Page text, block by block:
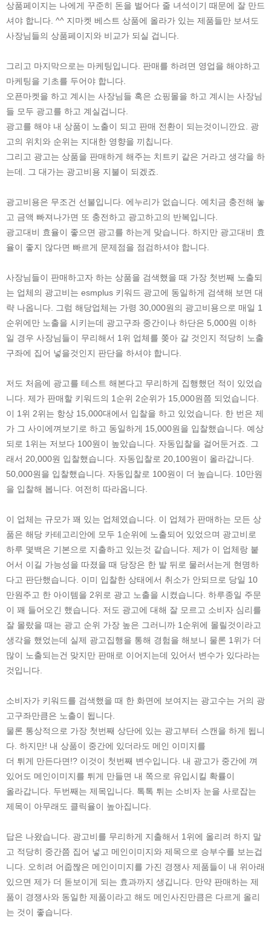
상품페이지는 나에게 꾸준히 돈을 벌어다 줄 녀석이기 때문에 잘 만드
셔야 합니다. ^^ 지마켓 베스트 상품에 올라가 있는 제품들만 보셔도
사장님들의 상품페이지와 비교가 되실 겁니다.
그리고 마지막으로는 마케팅입니다. 판매를 하려면 영업을 해야하고
마케팅을 기초를 두어야 합니다.
오픈마켓을 하고 계시는 사장님들 혹은 쇼핑몰을 하고 계시는 사장님
들 모두 광고를 하고 계실겁니다.
광고를 해야 내 상품이 노출이 되고 판매 전환이 되는것이니깐요. 광
고의 위치와 순위는 지대한 영향을 끼칩니다.
그리고 광고는 상품을 판매하게 해주는 치트키 같은 거라고 생각을 하
는데. 그 대가는 광고비용 지불이 되겠죠.
광고비용은 무조건 선불입니다. 에누리가 없습니다. 예치금 충전해 놓
고 금액 빠져나가면 또 충전하고 광고하고의 반복입니다.
광고대비 효율이 좋으면 광고를 하는게 맞습니다. 하지만 광고대비 효
율이 좋지 않다면 빠르게 문제점을 점검하셔야 합니다.
사장님들이 판매하고자 하는 상품을 검색했을 때 가장 첫번째 노출되
는 업체의 광고비는 esmplus 키워드 광고에 동일하게 검색해 보면 대
략 나옵니다. 그럼 해당업체는 가령 30,000원의 광고비용으로 매일 1
순위에만 노출을 시키는데 광고구좌 중간이나 하단은 5,000원 이하
일 경우 사장님들이 무리해서 1위 업체를 쫒아 갈 것인지 적당히 노출
구좌에 집어 넣을것인지 판단을 하셔야 합니다.
저도 처음에 광고를 테스트 해본다고 무리하게 집행했던 적이 있었습
니다. 제가 판매할 키워드의 1순위 2순위가 15,000원쯤 되었습니다.
이 1위 2위는 항상 15,000대에서 입찰을 하고 있었습니다. 한 번은 제
가 그 사이에껴보기로 하고 동일하게 15,000원을 입찰했습니다. 예상
되로 1위는 저보다 100원이 높았습니다. 자동입찰을 걸어둔거죠. 그
래서 20,000원 입찰했습니다. 자동입찰로 20,100원이 올라갑니다.
50,000원을 입찰했습니다. 자동입찰로 100원이 더 높습니다. 10만원
을 입찰해 봅니다. 여전히 따라옵니다.
이 업체는 규모가 꽤 있는 업체였습니다. 이 업체가 판매하는 모든 상
품은 해당 카테고리안에 모두 1순위에 노출되어 있었으며 광고비로
하루 몇백은 기본으로 지출하고 있는것 같습니다. 제가 이 업체랑 붙
어서 이길 가능성을 따졌을 때 당장은 한 발 뒤로 물러서는게 현명하
다고 판단했습니다. 이미 입찰한 상태에서 취소가 안되므로 당일 10
만원주고 한 아이템을 2위로 광고 노출을 시켰습니다. 하루종일 주문
이 꽤 들어오긴 했습니다. 저도 광고에 대해 잘 모르고 소비자 심리를
잘 몰랐을 때는 광고 순위 가장 높은 그러니까 1순위에 몰릴것이라고
생각을 했었는데 실제 광고집행을 통해 경험을 해보니 물론 1위가 더
많이 노출되는건 맞지만 판매로 이어지는데 있어서 변수가 있다라는
것입니다.
소비자가 키워드를 검색했을 때 한 화면에 보여지는 광고수는 거의 광
고구좌만큼은 노출이 됩니다.
물론 통상적으로 가장 첫번째 상단에 있는 광고부터 스캔을 하게 됩니
다. 하지만! 내 상품이 중간에 있더라도 메인 이미지를
더 튀게 만든다면!? 이것이 첫번째 변수입니다. 내 광고가 중간에 껴
있어도 메인이미지를 튀게 만들면 내 쪽으로 유입시킬 확률이
올라갑니다. 두번째는 제목입니다. 톡톡 튀는 소비자 눈을 사로잡는
제목이 아무래도 클릭율이 높아집니다.
답은 나왔습니다. 광고비를 무리하게 지출해서 1위에 올리려 하지 말
고 적당히 중간쯤 집어 넣고 메인이미지와 제목으로 승부수를 보는겁
니다. 오히려 어줍짢은 메인이미지를 가진 경쟁사 제품들이 내 위아래
있으면 제가 더 돋보이게 되는 효과까지 생깁니다. 만약 판매하는 제
품이 경쟁사와 동일한 제품이라고 해도 메인사진만큼은 다르게 올리
는 것이 좋습니다.